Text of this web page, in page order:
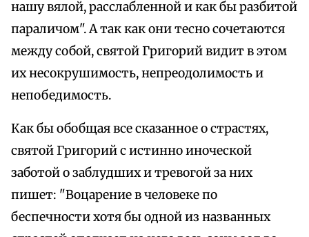
нашу вялой, расслабленной и как бы разбитой
параличом". А так как они тесно сочетаются
между собой, святой Григорий видит в этом
их несокрушимость, непреодолимость и
непобедимость.
Как бы обобщая все сказанное о страстях,
святой Григорий с истинно иноческой
заботой о заблудших и тревогой за них
пишет: "Воцарение в человеке по
беспечности хотя бы одной из названных